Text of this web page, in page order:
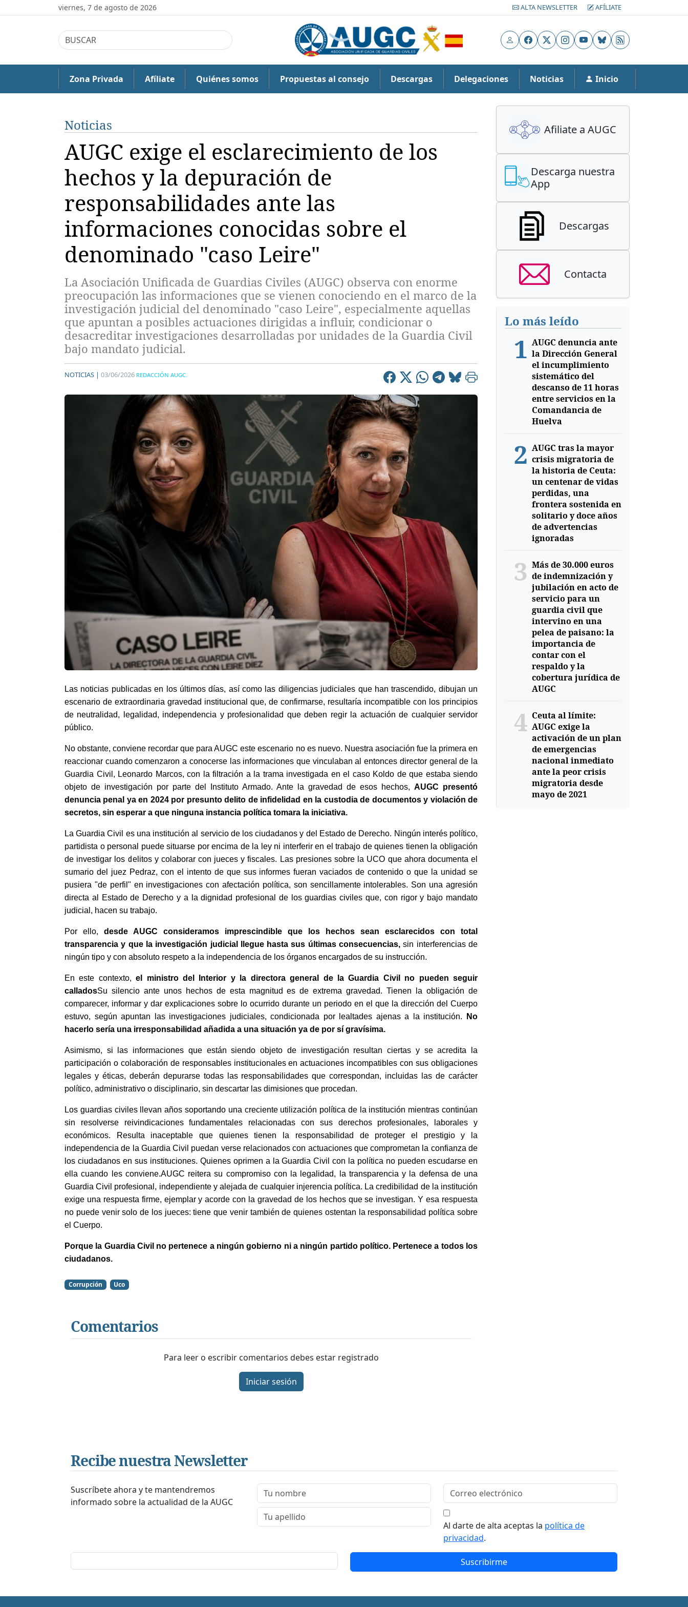
viernes, 7 de agosto de 2026 ALTA NEWSLETTER AFÍLIATE
UsuarioFacebook
X Instagram
YouTubeBluesky
RSS
Zona Privada Afíliate Quiénes somos Propuestas al consejo Descargas Delegaciones Noticias Inicio
Noticias
AUGC exige el esclarecimiento de los
hechos y la depuración de
responsabilidades ante las
informaciones conocidas sobre el
denominado "caso Leire"
La Asociación Unificada de Guardias Civiles (AUGC) observa con enorme
preocupación las informaciones que se vienen conociendo en el marco de la
investigación judicial del denominado "caso Leire", especialmente aquellas
que apuntan a posibles actuaciones dirigidas a influir, condicionar o
desacreditar investigaciones desarrolladas por unidades de la Guardia Civil
bajo mandato judicial.
NOTICIAS | 03/06/2026 REDACCIÓN AUGC.
Las noticias publicadas en los últimos días, así como las diligencias judiciales que han trascendido, dibujan un
escenario de extraordinaria gravedad institucional que, de confirmarse, resultaría incompatible con los principios
de neutralidad, legalidad, independencia y profesionalidad que deben regir la actuación de cualquier servidor
público.
No obstante, conviene recordar que para AUGC este escenario no es nuevo. Nuestra asociación fue la primera en
reaccionar cuando comenzaron a conocerse las informaciones que vinculaban al entonces director general de la
Guardia Civil, Leonardo Marcos, con la filtración a la trama investigada en el caso Koldo de que estaba siendo
objeto de investigación por parte del Instituto Armado. Ante la gravedad de esos hechos, AUGC presentó
denuncia penal ya en 2024 por presunto delito de infidelidad en la custodia de documentos y violación de
secretos, sin esperar a que ninguna instancia política tomara la iniciativa.
La Guardia Civil es una institución al servicio de los ciudadanos y del Estado de Derecho. Ningún interés político,
partidista o personal puede situarse por encima de la ley ni interferir en el trabajo de quienes tienen la obligación
de investigar los delitos y colaborar con jueces y fiscales. Las presiones sobre la UCO que ahora documenta el
sumario del juez Pedraz, con el intento de que sus informes fueran vaciados de contenido o que la unidad se
pusiera "de perfil" en investigaciones con afectación política, son sencillamente intolerables. Son una agresión
directa al Estado de Derecho y a la dignidad profesional de los guardias civiles que, con rigor y bajo mandato
judicial, hacen su trabajo.
Por ello, desde AUGC consideramos imprescindible que los hechos sean esclarecidos con total
transparencia y que la investigación judicial llegue hasta sus últimas consecuencias,sin interferencias de
ningún tipo y con absoluto respeto a la independencia de los órganos encargados de su instrucción.
En este contexto,el ministro del Interior y la directora general de la Guardia Civil no pueden seguir
calladosSu silencio ante unos hechos de esta magnitud es de extrema gravedad. Tienen la obligación de
comparecer, informar y dar explicaciones sobre lo ocurrido durante un periodo en el que la dirección del Cuerpo
estuvo, según apuntan las investigaciones judiciales, condicionada por lealtades ajenas a la institución.
No
hacerlo sería una irresponsabilidad añadida a una situación ya de por sí gravísima.
Asimismo, si las informaciones que están siendo objeto de investigación resultan ciertas y se acredita la
participación o colaboración de responsables institucionales en actuaciones incompatibles con sus obligaciones
legales y éticas, deberán depurarse todas las responsabilidades que correspondan, incluidas las de carácter
político, administrativo o disciplinario, sin descartar las dimisiones que procedan.
Los guardias civiles llevan años soportando una creciente utilización política de la institución mientras continúan
sin resolverse reivindicaciones fundamentales relacionadas con sus derechos profesionales, laborales y
económicos. Resulta inaceptable que quienes tienen la responsabilidad de proteger el prestigio y la
independencia de la Guardia Civil puedan verse relacionados con actuaciones que comprometan la confianza de
los ciudadanos en sus instituciones. Quienes oprimen a la Guardia Civil con la política no pueden escudarse en
ella cuando les conviene.AUGC reitera su compromiso con la legalidad, la transparencia y la defensa de una
Guardia Civil profesional, independiente y alejada de cualquier injerencia política. La credibilidad de la institución
exige una respuesta firme, ejemplar y acorde con la gravedad de los hechos que se investigan. Y esa respuesta
no puede venir solo de los jueces: tiene que venir también de quienes ostentan la responsabilidad política sobre
el Cuerpo.
Porque la Guardia Civil no pertenece a ningún gobierno ni a ningún partido político. Pertenece a todos los
ciudadanos.
Corrupción Uco
Comentarios
Para leer o escribir comentarios debes estar registrado
Iniciar sesión
Afiliate a AUGC
Descarga nuestra
App
Descargas
Contacta
Lo más leído
1 AUGC denuncia ante
la Dirección General
el incumplimiento
sistemático del
descanso de 11 horas
entre servicios en la
Comandancia de
Huelva
2 AUGC tras la mayor
crisis migratoria de
la historia de Ceuta:
un centenar de vidas
perdidas, una
frontera sostenida en
solitario y doce años
de advertencias
ignoradas
3 Más de 30.000 euros
de indemnización y
jubilación en acto de
servicio para un
guardia civil que
intervino en una
pelea de paisano: la
importancia de
contar con el
respaldo y la
cobertura jurídica de
AUGC
4 Ceuta al límite:
AUGC exige la
activación de un plan
de emergencias
nacional inmediato
ante la peor crisis
migratoria desde
mayo de 2021
Recibe nuestra Newsletter
Suscríbete ahora y te mantendremos
informado sobre la actualidad de la AUGC
Al darte de alta aceptas la política de
privacidad.
Suscribirme